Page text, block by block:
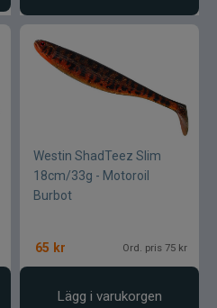
Westin ShadTeez Slim
18cm/33g - Motoroil
Burbot
65 kr Ord. pris 75 kr
Lägg i varukorgen